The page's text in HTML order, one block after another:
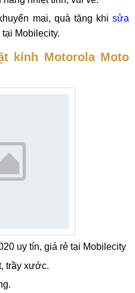
mại, quà tặng khi sửa
tại Mobilecity.
kính Motorola Moto
uy tín, giá rẻ tại Mobilecity
trầy xước.